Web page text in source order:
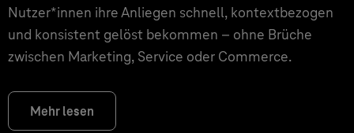
Nutzer*innen ihre Anliegen schnell, kontextbezogen
und konsistent gelöst bekommen – ohne Brüche
zwischen Marketing, Service oder Commerce.
Mehr lesen